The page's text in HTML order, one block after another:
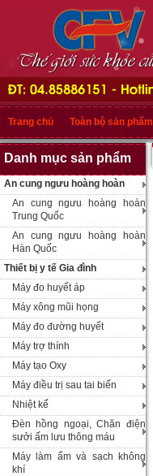
Trang chủ Toàn bộ sản phẩm
Danh mục sản phẩm
An cung ngưu hoàng hoàn
An cung ngưu hoàng hoàn
Trung Quốc
An cung ngưu hoàng hoàn
Hàn Quốc
Thiết bị y tế Gia đình
Máy đo huyết áp
Máy xông mũi họng
Máy đo đường huyết
Máy trợ thính
Máy tạo Oxy
Máy điều trị sau tai biến
Nhiệt kế
Đèn hồng ngoại, Chăn điện
sưởi ấm lưu thông máu
Máy làm ẩm và sạch không
khí